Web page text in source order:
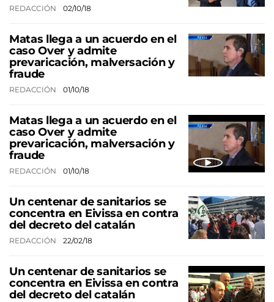
REDACCIÓN 02/10/18
Matas llega a un acuerdo en el
caso Over y admite
prevaricación, malversación y
fraude
REDACCIÓN 01/10/18
Matas llega a un acuerdo en el
caso Over y admite
prevaricación, malversación y
fraude
REDACCIÓN 01/10/18
Un centenar de sanitarios se
concentra en Eivissa en contra
del decreto del catalán
REDACCIÓN 22/02/18
Un centenar de sanitarios se
concentra en Eivissa en contra
del decreto del catalán